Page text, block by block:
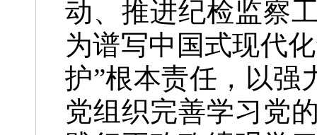
动、推进纪检监察
为谱写中国式现代
护”根本责任，以强
党组织完善学习党